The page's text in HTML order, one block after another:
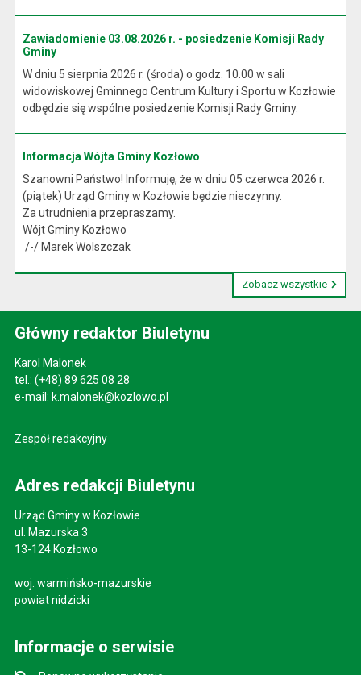
Zawiadomienie 03.08.2026 r. - posiedzenie Komisji Rady
Gminy
W dniu 5 sierpnia 2026 r. (środa) o godz. 10.00 w sali
widowiskowej Gminnego Centrum Kultury i Sportu w Kozłowie
odbędzie się wspólne posiedzenie Komisji Rady Gminy.
Informacja Wójta Gminy Kozłowo
Szanowni Państwo! Informuję, że w dniu 05 czerwca 2026 r.
(piątek) Urząd Gminy w Kozłowie będzie nieczynny.
Za utrudnienia przepraszamy.
Wójt Gminy Kozłowo
/-/ Marek Wolszczak
Zobacz wszystkie
Główny redaktor Biuletynu
Karol Malonek
tel.: (+48) 89 625 08 28
e-mail: k.malonek@kozlowo.pl
Zespół redakcyjny
Adres redakcji Biuletynu
Urząd Gminy w Kozłowie
ul. Mazurska 3
13-124 Kozłowo
woj. warmińsko-mazurskie
powiat nidzicki
Informacje o serwisie